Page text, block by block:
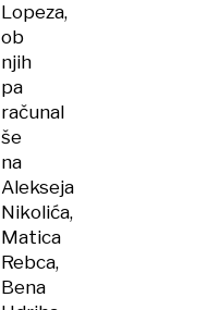
Lopeza,
ob
njih
pa
računal
še
na
Alekseja
Nikolića,
Matica
Rebca,
Bena